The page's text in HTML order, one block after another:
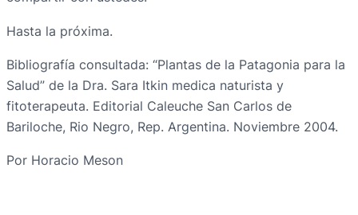
Hasta la próxima.
Bibliografía consultada: “Plantas de la Patagonia para la
Salud” de la Dra. Sara Itkin medica naturista y
fitoterapeuta. Editorial Caleuche San Carlos de
Bariloche, Rio Negro, Rep. Argentina. Noviembre 2004.
Por Horacio Meson